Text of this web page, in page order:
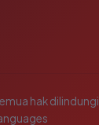
hak dilindungi.